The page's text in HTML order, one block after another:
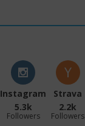
Instagram
5.3k
Followers
Strava
2.2k
Followers